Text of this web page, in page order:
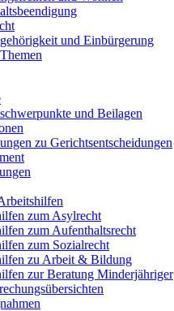
und Einbürgerung
und Beilagen
zu Gerichtsentscheidungen
zum Asylrecht
zum Aufenthaltsrecht
zum Sozialrecht
zu Arbeit & Bildung
zur Beratung Minderjähriger